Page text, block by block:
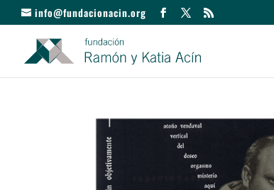
info@fundacionacin.org